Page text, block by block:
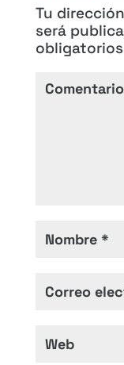
Tu
será